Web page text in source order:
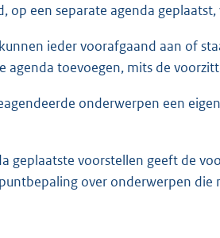
op een separate agenda
ieder voorafgaand aan of
agenda toevoegen, mits de
onderwerpen een
geplaatste voorstellen geeft de
over onderwerpen die